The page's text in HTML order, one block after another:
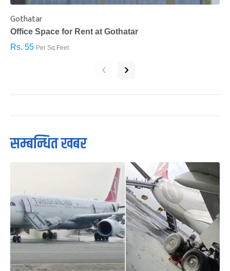
Gothatar
Office Space for Rent at Gothatar
Rs. 55 Per Sq.Feet
‹ ›
सम्बन्धित खबर